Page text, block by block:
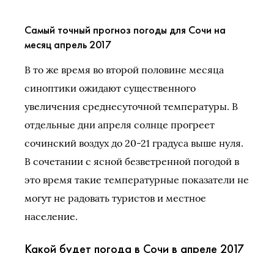
Самый точный прогноз погоды для Сочи на
месяц апрель 2017
В то же время во второй половине месяца
синоптики ожидают существенного
увеличения среднесуточной температуры. В
отдельные дни апреля солнце прогреет
сочинский воздух до 20-21 градуса выше нуля.
В сочетании с ясной безветренной погодой в
это время такие температурные показатели не
могут не радовать туристов и местное
население.
Какой будет погода в Сочи в апреле 2017